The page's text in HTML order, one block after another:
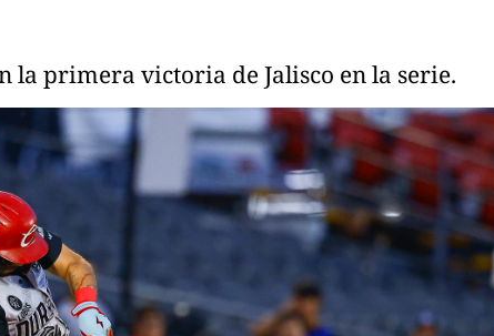
la primera victoria de Jalisco en la serie.